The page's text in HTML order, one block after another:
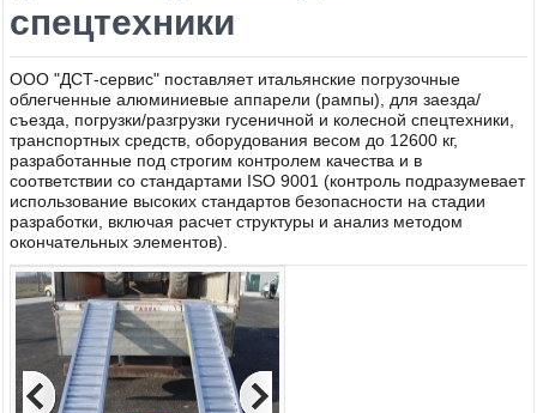
спецтехники
ООО "ДСТ-сервис" поставляет итальянские погрузочные
облегченные алюминиевые аппарели (рампы), для заезда/
съезда, погрузки/разгрузки гусеничной и колесной спецтехники,
транспортных средств, оборудования весом до 12600 кг,
разработанные под строгим контролем качества и в
соответствии со стандартами ISO 9001 (контроль подразумевает
использование высоких стандартов безопасности на стадии
разработки, включая расчет структуры и анализ методом
окончательных элементов).